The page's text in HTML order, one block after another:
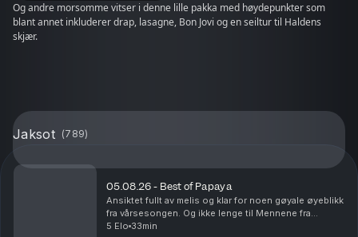
Og andre morsomme vitser i denne lille pakka med høydepunkter som
blant annet inkluderer drap, lasagne, Bon Jovi og en seiltur til Haldens
skjær.
Jaksot (789)
05.08.26 - Best of Papaya
Ansiktet fullt av melis og klar for noen gøyale øyeblikk
fra vårsesongen. Og ikke lenge til Mennene fra
Viennene er tilbake i sesong nå!
5 Elo 33min